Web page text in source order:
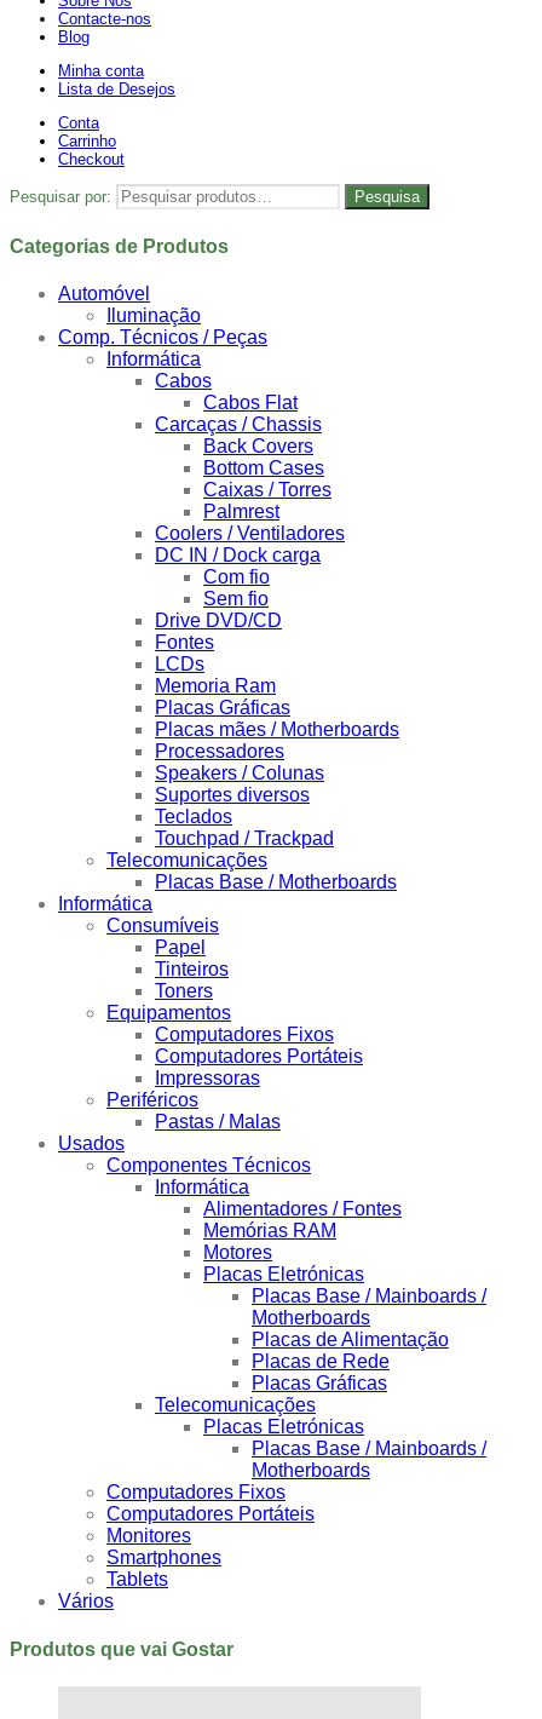
Contacte-nos
Blog
Minha conta
Lista de Desejos
Conta
Carrinho
Checkout
Pesquisar por: Pesquisa
Categorias de Produtos
Automóvel
Iluminação
Comp. Técnicos / Peças
Informática
Cabos
Cabos Flat
Carcaças / Chassis
Back Covers
Bottom Cases
Caixas / Torres
Palmrest
Coolers / Ventiladores
DC IN / Dock carga
Com fio
Sem fio
Drive DVD/CD
Fontes
LCDs
Memoria Ram
Placas Gráficas
Placas mães / Motherboards
Processadores
Speakers / Colunas
Suportes diversos
Teclados
Touchpad / Trackpad
Telecomunicações
Placas Base / Motherboards
Informática
Consumíveis
Papel
Tinteiros
Toners
Equipamentos
Computadores Fixos
Computadores Portáteis
Impressoras
Periféricos
Pastas / Malas
Usados
Componentes Técnicos
Informática
Alimentadores / Fontes
Memórias RAM
Motores
Placas Eletrónicas
Placas Base / Mainboards /
Motherboards
Placas de Alimentação
Placas de Rede
Placas Gráficas
Telecomunicações
Placas Eletrónicas
Placas Base / Mainboards /
Motherboards
Computadores Fixos
Computadores Portáteis
Monitores
Smartphones
Tablets
Vários
Produtos que vai Gostar